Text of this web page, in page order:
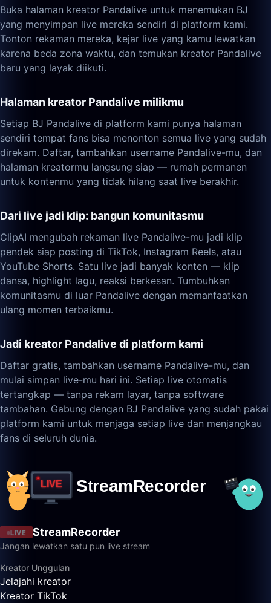
Buka halaman kreator Pandalive untuk menemukan BJ
yang menyimpan live mereka sendiri di platform kami.
Tonton rekaman mereka, kejar live yang kamu lewatkan
karena beda zona waktu, dan temukan kreator Pandalive
baru yang layak diikuti.
Halaman kreator Pandalive milikmu
Setiap BJ Pandalive di platform kami punya halaman
sendiri tempat fans bisa menonton semua live yang sudah
direkam. Daftar, tambahkan username Pandalive-mu, dan
halaman kreatormu langsung siap — rumah permanen
untuk kontenmu yang tidak hilang saat live berakhir.
Dari live jadi klip: bangun komunitasmu
ClipAI mengubah rekaman live Pandalive-mu jadi klip
pendek siap posting di TikTok, Instagram Reels, atau
YouTube Shorts. Satu live jadi banyak konten — klip
dansa, highlight lagu, reaksi berkesan. Tumbuhkan
komunitasmu di luar Pandalive dengan memanfaatkan
ulang momen terbaikmu.
Jadi kreator Pandalive di platform kami
Daftar gratis, tambahkan username Pandalive-mu, dan
mulai simpan live-mu hari ini. Setiap live otomatis
tertangkap — tanpa rekam layar, tanpa software
tambahan. Gabung dengan BJ Pandalive yang sudah pakai
platform kami untuk menjaga setiap live dan menjangkau
fans di seluruh dunia.
LIVE StreamRecorder
Jangan lewatkan satu pun live stream
Kreator Unggulan
Jelajahi kreator
Kreator TikTok